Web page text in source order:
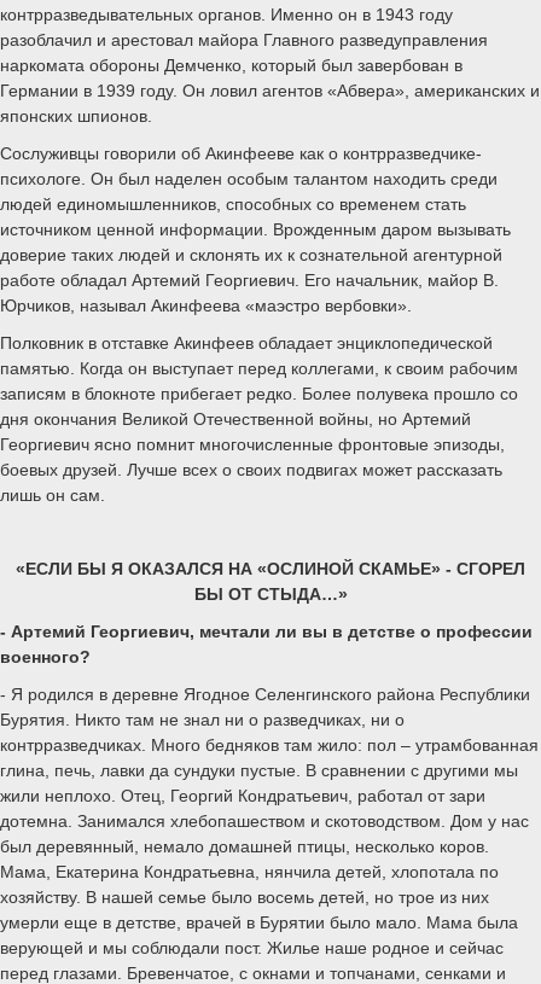
контрразведывательных органов. Именно он в 1943 году
разоблачил и арестовал майора Главного разведуправления
наркомата обороны Демченко, который был завербован в
Германии в 1939 году. Он ловил агентов «Абвера», американских и
японских шпионов.
Сослуживцы говорили об Акинфееве как о контрразведчике-
психологе. Он был наделен особым талантом находить среди
людей единомышленников, способных со временем стать
источником ценной информации. Врожденным даром вызывать
доверие таких людей и склонять их к сознательной агентурной
работе обладал Артемий Георгиевич. Его начальник, майор В.
Юрчиков, называл Акинфеева «маэстро вербовки».
Полковник в отставке Акинфеев обладает энциклопедической
памятью. Когда он выступает перед коллегами, к своим рабочим
записям в блокноте прибегает редко. Более полувека прошло со
дня окончания Великой Отечественной войны, но Артемий
Георгиевич ясно помнит многочисленные фронтовые эпизоды,
боевых друзей. Лучше всех о своих подвигах может рассказать
лишь он сам.
«ЕСЛИ БЫ Я ОКАЗАЛСЯ НА «ОСЛИНОЙ СКАМЬЕ» - СГОРЕЛ
БЫ ОТ СТЫДА…»
- Артемий Георгиевич, мечтали ли вы в детстве о профессии
военного?
- Я родился в деревне Ягодное Селенгинского района Республики
Бурятия. Никто там не знал ни о разведчиках, ни о
контрразведчиках. Много бедняков там жило: пол – утрамбованная
глина, печь, лавки да сундуки пустые. В сравнении с другими мы
жили неплохо. Отец, Георгий Кондратьевич, работал от зари
дотемна. Занимался хлебопашеством и скотоводством. Дом у нас
был деревянный, немало домашней птицы, несколько коров.
Мама, Екатерина Кондратьевна, нянчила детей, хлопотала по
хозяйству. В нашей семье было восемь детей, но трое из них
умерли еще в детстве, врачей в Бурятии было мало. Мама была
верующей и мы соблюдали пост. Жилье наше родное и сейчас
перед глазами. Бревенчатое, с окнами и топчанами, сенками и